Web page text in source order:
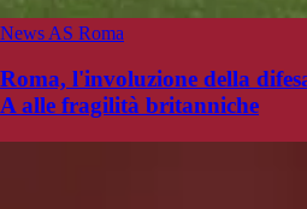
News AS Roma
Roma, l'involuzione della
A alle fragilità britanniche